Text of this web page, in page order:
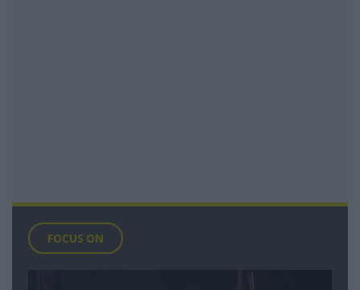
FOCUS ON